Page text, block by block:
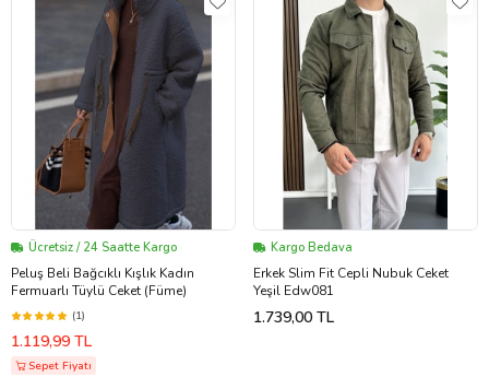
Ücretsiz / 24 Saatte Kargo
Peluş Beli Bağcıklı Kışlık Kadın
Fermuarlı Tüylü Ceket (Füme)
(1)
1.119,99 TL
Sepet Fiyatı
Kargo Bedava
Erkek Slim Fit Cepli Nubuk Ceket
Yeşil Edw081
1.739,00 TL